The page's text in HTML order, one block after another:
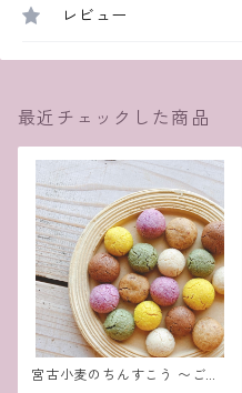
レビュー
最近チェックした商品
宮古小麦のちんすこう 〜ご家